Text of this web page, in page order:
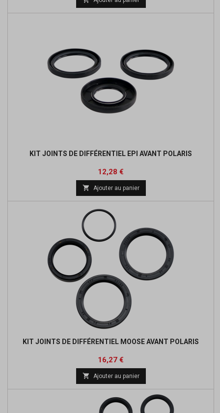
base
KIT JOINTS DE DIFFÉRENTIEL EPI AVANT POLARIS
Prix
12,28 €
base
 Ajouter au panier
KIT JOINTS DE DIFFÉRENTIEL MOOSE AVANT POLARIS
Prix
16,27 €
base
 Ajouter au panier